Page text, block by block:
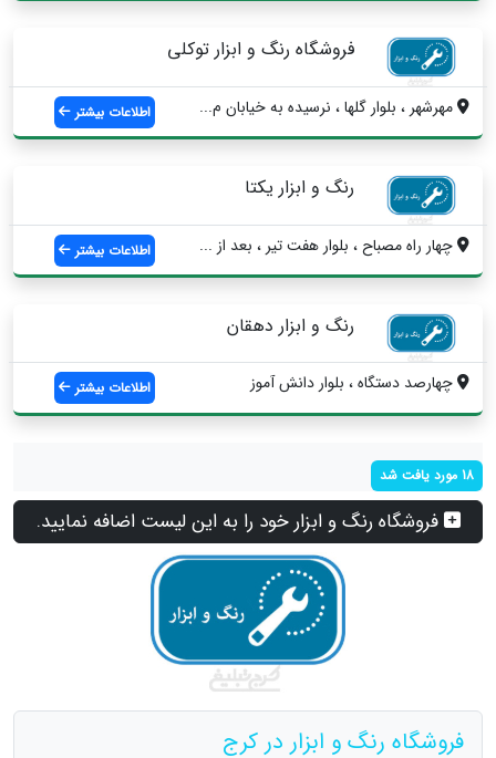
فروشگاه رنگ و ابزار توکلی
مهرشهر ، بلوار گلها ، نرسیده به خیابان م... اطلاعات بیشتر
رنگ و ابزار یکتا
چهار راه مصباح ، بلوار هفت تیر ، بعد از ... اطلاعات بیشتر
رنگ و ابزار دهقان
چهارصد دستگاه ، بلوار دانش آموز اطلاعات بیشتر
18 مورد یافت شد
فروشگاه رنگ و ابزار خود را به این لیست اضافه نمایید.
فروشگاه رنگ و ابزار در کرج